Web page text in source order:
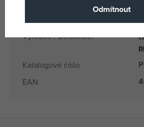
Výrobce / Dodavatel
Katalogové číslo
EAN
Odmítnout